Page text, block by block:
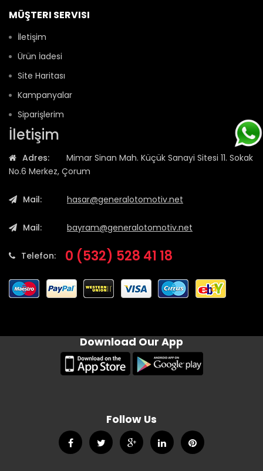
MÜŞTERI SERVISI
İletişim
Ürün İadesi
Site Haritası
Kampanyalar
Siparişlerim
İletişim
Adres:
Mimar Sinan Mah. Küçük Sanayi Sitesi 11. Sokak
No.6 Merkez, Çorum
Mail: hasar@generalotomotiv.net
Mail: bayram@generalotomotiv.net
Telefon: 0 (532) 528 41 18
Download Our App
Follow Us